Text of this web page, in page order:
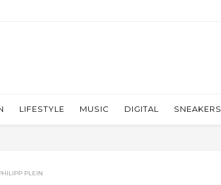
LIFESTYLE MUSIC DIGITAL SNEAKERS
PLEIN